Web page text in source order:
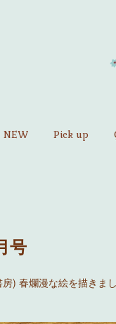
NEW Pick up
号
房) 春爛漫な絵を描き